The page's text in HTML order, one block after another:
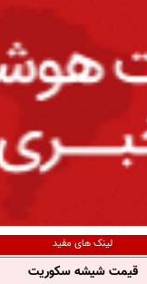
لینک های مفید
قیمت شیشه سکوریت